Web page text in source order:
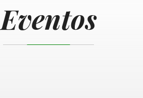
Eventos